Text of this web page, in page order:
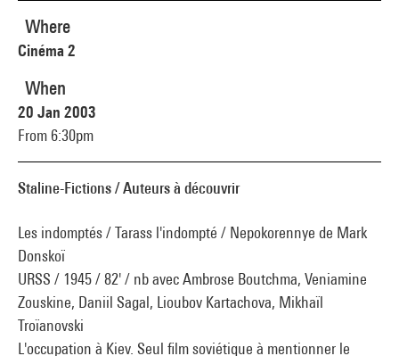
Staline-Fictions / Auteurs à découvrir
Les indomptés / Tarass l'indompté / Nepokorennye de Mark
Donskoï
URSS / 1945 / 82' / nb avec Ambrose Boutchma, Veniamine
Zouskine, Daniil Sagal, Lioubov Kartachova, Mikhaïl
Troïanovski
L'occupation à Kiev. Seul film soviétique à mentionner le
Where
Cinéma 2
When
20 Jan 2003
From 6:30pm